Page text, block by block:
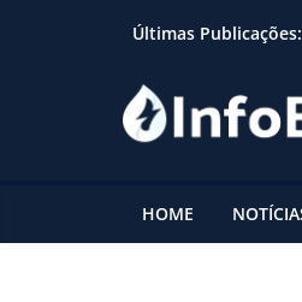
Últimas Publicações:
HOME